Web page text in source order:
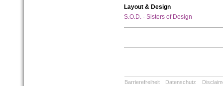
Layout & Design
S.O.D. - Sisters of Design
Barrierefreiheit Datenschutz